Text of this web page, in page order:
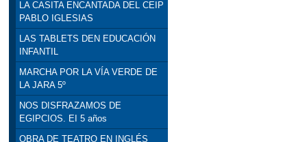
LA CASITA ENCANTADA DEL CEIP
PABLO IGLESIAS
LAS TABLETS DEN EDUCACIÓN
INFANTIL
MARCHA POR LA VÍA VERDE DE
LA JARA 5º
NOS DISFRAZAMOS DE
EGIPCIOS. EI 5 años
OBRA DE TEATRO EN INGLÉS